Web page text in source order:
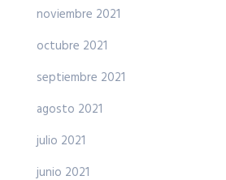
noviembre 2021
octubre 2021
septiembre 2021
agosto 2021
julio 2021
junio 2021